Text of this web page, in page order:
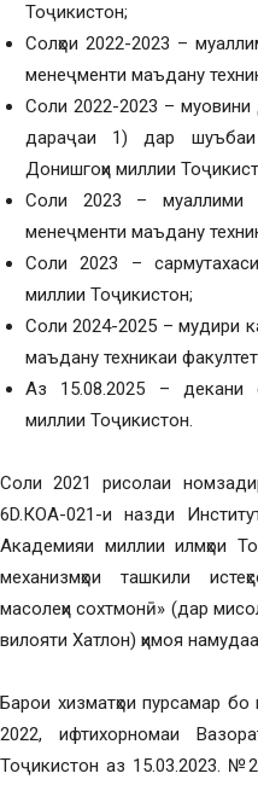
Тоҷикистон;
Солҳои 2022-2023 –
менеҷменти маъдану
Соли 2022-2023 –
дараҷаи 1) дар шуъбаи
Донишгоҳи миллии
Соли 2023 – муаллими
менеҷменти маъдану
Соли 2023 –
миллии Тоҷикистон;
Соли 2024-2025 – мудири
маъдану техникаи
Аз 15.08.2025 – декани
миллии Тоҷикистон.
Соли 2021 рисолаи
6D.КOA-021-и назди
Академияи миллии илмҳои
механизмҳои ташкили
масолеҳи сохтмонӣ» (дар
вилояти Хатлон) ҳимоя
Барои хизматҳои пурсамар
2022, ифтихорномаи
Тоҷикистон аз 15.03.2023.